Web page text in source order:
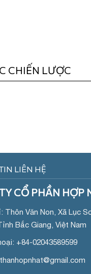
CHIẾN LƯỢC
LIÊN HỆ
CỔ PHẦN HỢP
Thôn Văn Non, Xã Lục
Bắc Giang, Việt Nam
+84-02043589599
@gmail.com